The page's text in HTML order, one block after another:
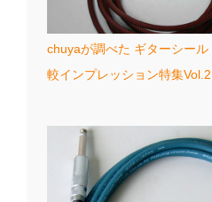
chuyaが調べた ギターシール
較インプレッション特集Vol.2